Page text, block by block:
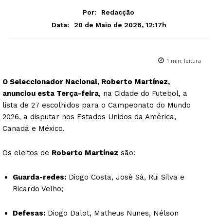
Por:
Redacção
Data:
20 de Maio de 2026, 12:17h
1 min. leitura
O Seleccionador Nacional, Roberto Martínez,
anunciou esta Terça-feira, na Cidade do Futebol, a
lista de 27 escolhidos para o Campeonato do Mundo
2026, a disputar nos Estados Unidos da América,
Canadá e México.
Os eleitos de Roberto Martínez são:
Guarda-redes: Diogo Costa, José Sá, Rui Silva e
Ricardo Velho;
Defesas: Diogo Dalot, Matheus Nunes, Nélson